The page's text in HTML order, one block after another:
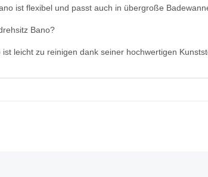
ist flexibel und passt auch in übergroße
Bano?
leicht zu reinigen dank seiner hochwertigen